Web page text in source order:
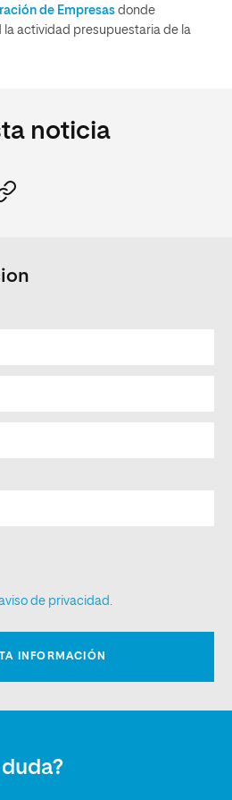
de Empresas donde
actividad presupuestaria de la
noticia